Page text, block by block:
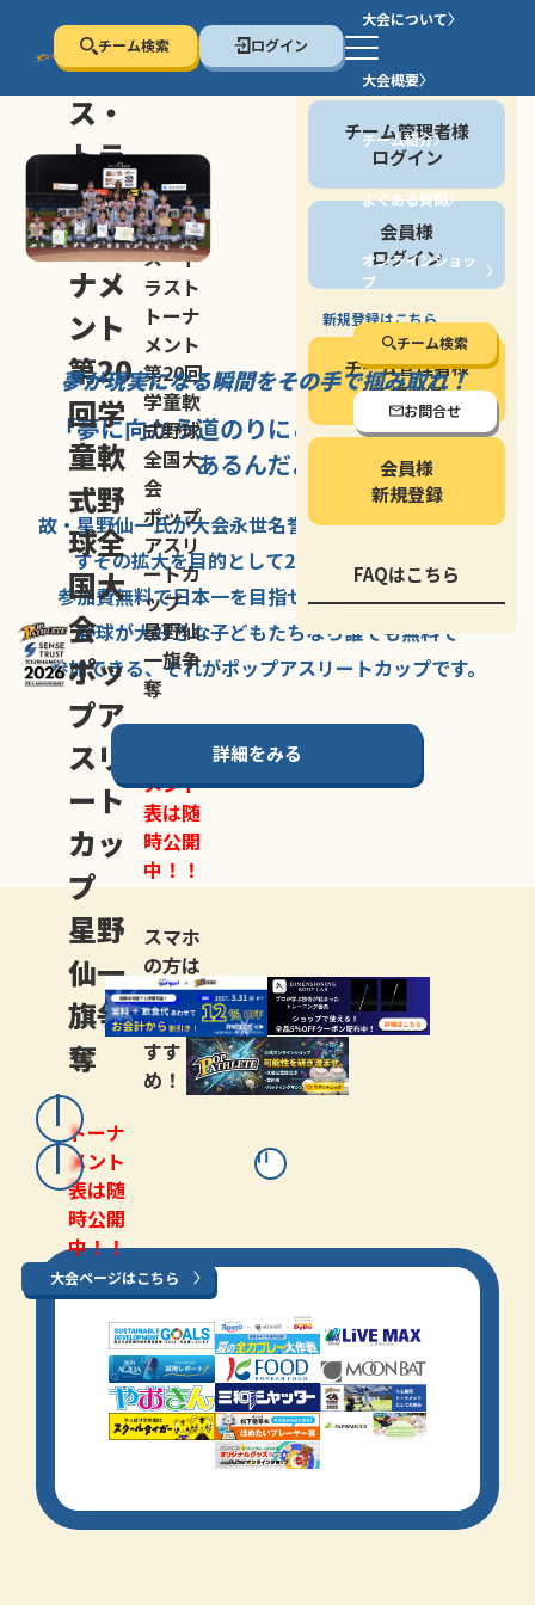
チーム検索 ログイン
大会について
大会概要
チーム紹介
よくある質問
オンラインショッ
プ
チーム検索
お問合せ
停止する
セン
ス・
トラ
スト
トー
ナメ
ント
第20
回学
童軟
式野
球全
国大
会
ポッ
プア
スリ
ート
カッ
プ
星野
仙一
旗争
奪
トーナ
メント
表は随
時公開
中！！
セン
ス・ト
ラスト
トーナ
メント
第20回
学童軟
式野球
全国大
会
ポップ
アスリ
ートカ
ップ
星野仙
一旗争
奪
メント
表は随
時公開
中！！
スマホ
の方は
LINE登
録がお
すす
め！
大会ページはこちら
会員の方
チーム管理者様
ログイン
会員様
ログイン
新規登録はこちら
チーム管理者様
新規登録
会員様
新規登録
FAQはこちら
夢が現実になる瞬間をその手で掴み取れ！
「夢に向かう道のりにこそ大きな意味が
あるんだよ」
故・星野仙一氏が大会永世名誉会長を務める、野球の
すその拡大を目的として2007年に
参加費無料で日本一を目指せる唯一の野球大会。
野球が大好きな子どもたちなら誰でも無料で
参加できる、それがポップアスリートカップです。
詳細をみる